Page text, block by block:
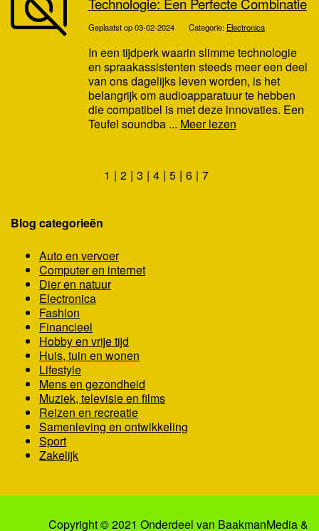
Technologie: Een Perfecte Combinatie
Geplaatst op 03-02-2024 Categorie: Electronica
In een tijdperk waarin slimme technologie
en spraakassistenten steeds meer een deel
van ons dagelijks leven worden, is het
belangrijk om audioapparatuur te hebben
die compatibel is met deze innovaties. Een
Teufel soundba ... Meer lezen
1 2 3 4 5 6 7
Blog categorieën
Auto en vervoer
Computer en internet
Dier en natuur
Electronica
Fashion
Financieel
Hobby en vrije tijd
Huis, tuin en wonen
Lifestyle
Mens en gezondheid
Muziek, televisie en films
Reizen en recreatie
Samenleving en ontwikkeling
Sport
Zakelijk
Copyright © 2021 Onderdeel van BaakmanMedia&